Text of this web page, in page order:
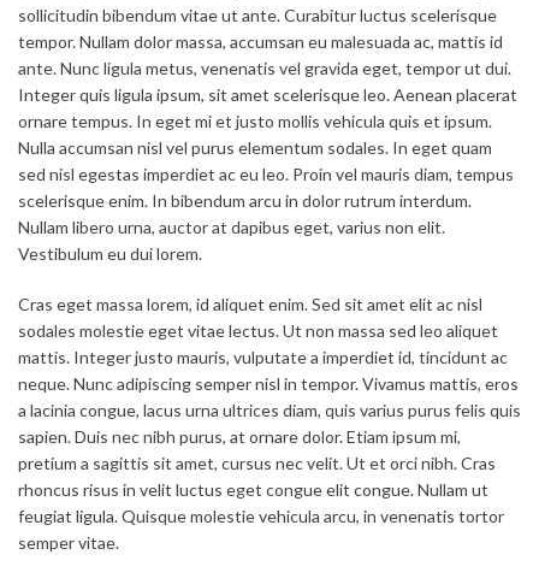
sollicitudin bibendum vitae ut ante. Curabitur luctus scelerisque
tempor. Nullam dolor massa, accumsan eu malesuada ac, mattis id
ante. Nunc ligula metus, venenatis vel gravida eget, tempor ut dui.
Integer quis ligula ipsum, sit amet scelerisque leo. Aenean placerat
ornare tempus. In eget mi et justo mollis vehicula quis et ipsum.
Nulla accumsan nisl vel purus elementum sodales. In eget quam
sed nisl egestas imperdiet ac eu leo. Proin vel mauris diam, tempus
scelerisque enim. In bibendum arcu in dolor rutrum interdum.
Nullam libero urna, auctor at dapibus eget, varius non elit.
Vestibulum eu dui lorem.
Cras eget massa lorem, id aliquet enim. Sed sit amet elit ac nisl
sodales molestie eget vitae lectus. Ut non massa sed leo aliquet
mattis. Integer justo mauris, vulputate a imperdiet id, tincidunt ac
neque. Nunc adipiscing semper nisl in tempor. Vivamus mattis, eros
a lacinia congue, lacus urna ultrices diam, quis varius purus felis quis
sapien. Duis nec nibh purus, at ornare dolor. Etiam ipsum mi,
pretium a sagittis sit amet, cursus nec velit. Ut et orci nibh. Cras
rhoncus risus in velit luctus eget congue elit congue. Nullam ut
feugiat ligula. Quisque molestie vehicula arcu, in venenatis tortor
semper vitae.